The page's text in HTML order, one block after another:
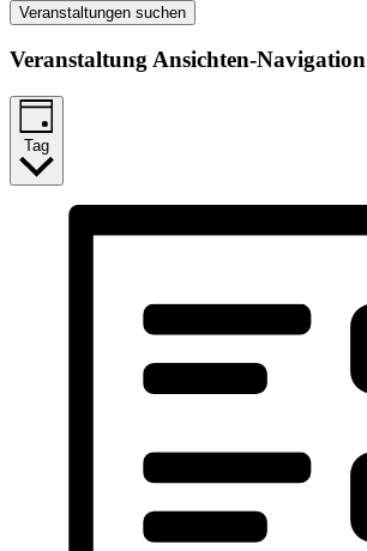
Veranstaltungen suchen
Veranstaltung Ansichten-Navigation
Tag